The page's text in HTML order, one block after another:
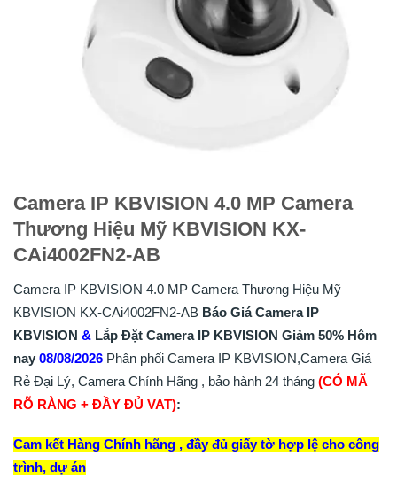
Camera IP KBVISION 4.0 MP Camera
Thương Hiệu Mỹ KBVISION KX-
CAi4002FN2-AB
Camera IP KBVISION 4.0 MP Camera Thương Hiệu Mỹ
KBVISION KX-CAi4002FN2-AB Báo Giá Camera IP
KBVISION & Lắp Đặt Camera IP KBVISION Giảm 50% Hôm
nay 08/08/2026 Phân phối Camera IP KBVISION,Camera Giá
Rẻ Đại Lý, Camera Chính Hãng , bảo hành 24 tháng (CÓ MÃ
RÕ RÀNG + ĐẦY ĐỦ VAT):
Cam kết Hàng Chính hãng , đầy đủ giấy tờ hợp lệ cho công
trình, dự án